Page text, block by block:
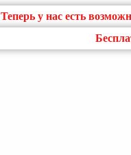
Теперь у нас есть